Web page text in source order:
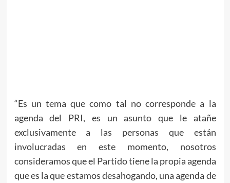
“Es un tema que como tal no corresponde a la
agenda del PRI, es un asunto que le atañe
exclusivamente a las personas que están
involucradas en este momento, nosotros
consideramos que el Partido tiene la propia agenda
que es la que estamos desahogando, una agenda de